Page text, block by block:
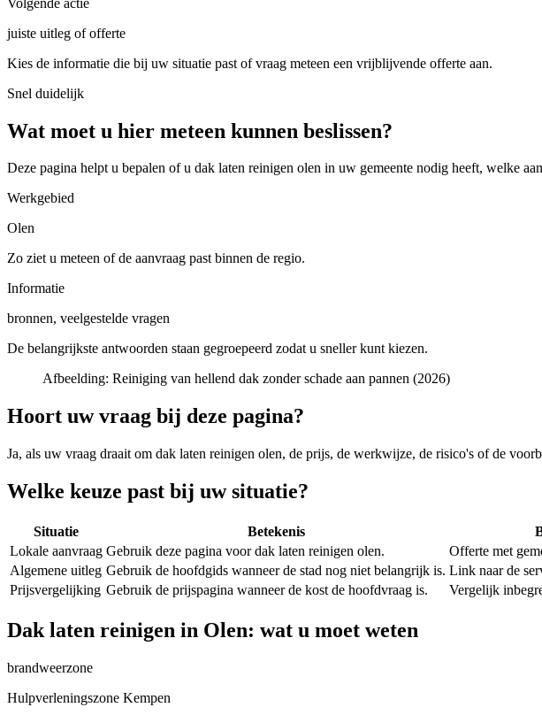
juiste uitleg of offerte
Kies de informatie die bij uw situatie past of vraag meteen een vrijblijvende offerte aan.
Snel duidelijk
Wat moet u hier meteen kunnen beslissen?
Deze pagina helpt u bepalen of u dak laten reinigen olen in uw gemeente nodig heeft, welke
Werkgebied
Olen
Zo ziet u meteen of de aanvraag past binnen de regio.
Informatie
bronnen, veelgestelde vragen
De belangrijkste antwoorden staan gegroepeerd zodat u sneller kunt kiezen.
Afbeelding: Reiniging van hellend dak zonder schade aan pannen (2026)
Hoort uw vraag bij deze pagina?
Ja, als uw vraag draait om dak laten reinigen olen, de prijs, de werkwijze, de risico's of de
Welke keuze past bij uw situatie?
Situatie Betekenis
Lokale aanvraag Gebruik deze pagina voor dak laten reinigen olen.
Offerte met
Algemene uitleg Gebruik de hoofdgids wanneer de stad nog niet belangrijk is. Link naar de
Prijsvergelijking Gebruik de prijspagina wanneer de kost de hoofdvraag is. Vergelijk
Dak laten reinigen in Olen: wat u moet weten
brandweerzone
Hulpverleningszone Kempen